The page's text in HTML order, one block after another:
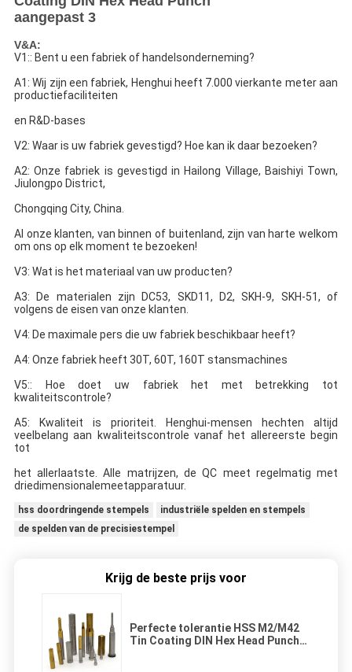
V&A:
V1:: Bent u een fabriek of handelsonderneming?
A1: Wij zijn een fabriek, Henghui heeft 7.000 vierkante meter aan
productiefaciliteiten
en R&D-bases
V2: Waar is uw fabriek gevestigd? Hoe kan ik daar bezoeken?
A2: Onze fabriek is gevestigd in Hailong Village, Baishiyi Town,
Jiulongpo District,
Chongqing City, China.
Al onze klanten, van binnen of buitenland, zijn van harte welkom
om ons op elk moment te bezoeken!
V3: Wat is het materiaal van uw producten?
A3: De materialen zijn DC53, SKD11, D2, SKH-9, SKH-51, of
volgens de eisen van onze klanten.
V4: De maximale pers die uw fabriek beschikbaar heeft?
A4: Onze fabriek heeft 30T, 60T, 160T stansmachines
V5:: Hoe doet uw fabriek het met betrekking tot
kwaliteitscontrole?
A5: Kwaliteit is prioriteit. Henghui-mensen hechten altijd
veel belang aan kwaliteitscontrole vanaf het allereerste begin
tot
het allerlaatste. Alle matrijzen, de QC meet regelmatig met
driedimensionalemeetapparatuur.
hss doordringende stempels
industriële spelden en stempels
de spelden van de precisiestempel
Krijg de beste prijs voor
Perfecte tolerantie HSS M2/M42
Tin Coating DIN Hex Head Punch